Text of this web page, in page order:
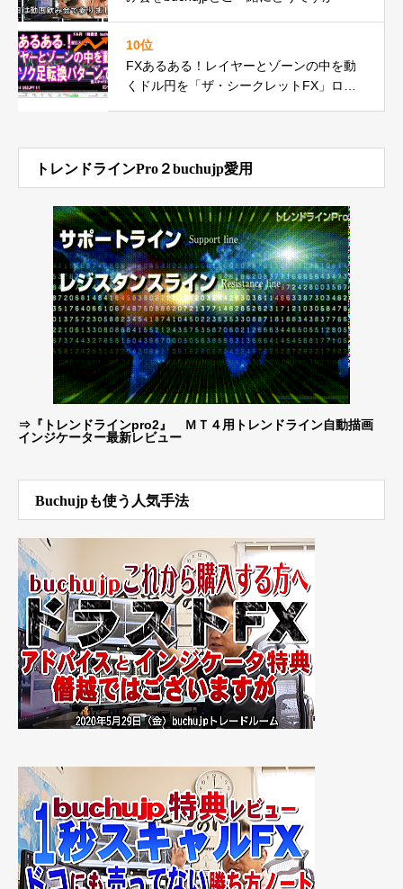
10位
FXあるある！レイヤーとゾーンの中を動
くドル円を「ザ・シークレットFX」ロー
トレンドラインPro２buchujp愛用
⇒ 『トレンドラインpro2』 ＭＴ４用トレンドライン自動描画
インジケーター最新レビュー
Buchujpも使う人気手法